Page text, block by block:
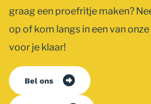
graag een proefritje maken?
op of kom langs in een van
voor je klaar!
Bel ons